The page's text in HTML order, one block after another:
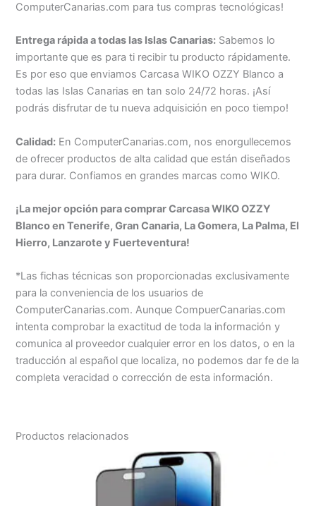
ComputerCanarias.com para tus compras tecnológicas!
Entrega rápida a todas las Islas Canarias: Sabemos lo
importante que es para ti recibir tu producto rápidamente.
Es por eso que enviamos Carcasa WIKO OZZY Blanco a
todas las Islas Canarias en tan solo 24/72 horas. ¡Así
podrás disfrutar de tu nueva adquisición en poco tiempo!
Calidad: En ComputerCanarias.com, nos enorgullecemos
de ofrecer productos de alta calidad que están diseñados
para durar. Confiamos en grandes marcas como WIKO.
¡La mejor opción para comprar Carcasa WIKO OZZY
Blanco en Tenerife, Gran Canaria, La Gomera, La Palma, El
Hierro, Lanzarote y Fuerteventura!
*Las fichas técnicas son proporcionadas exclusivamente
para la conveniencia de los usuarios de
ComputerCanarias.com. Aunque CompuerCanarias.com
intenta comprobar la exactitud de toda la información y
comunica al proveedor cualquier error en los datos, o en la
traducción al español que localiza, no podemos dar fe de la
completa veracidad o corrección de esta información.
Productos relacionados